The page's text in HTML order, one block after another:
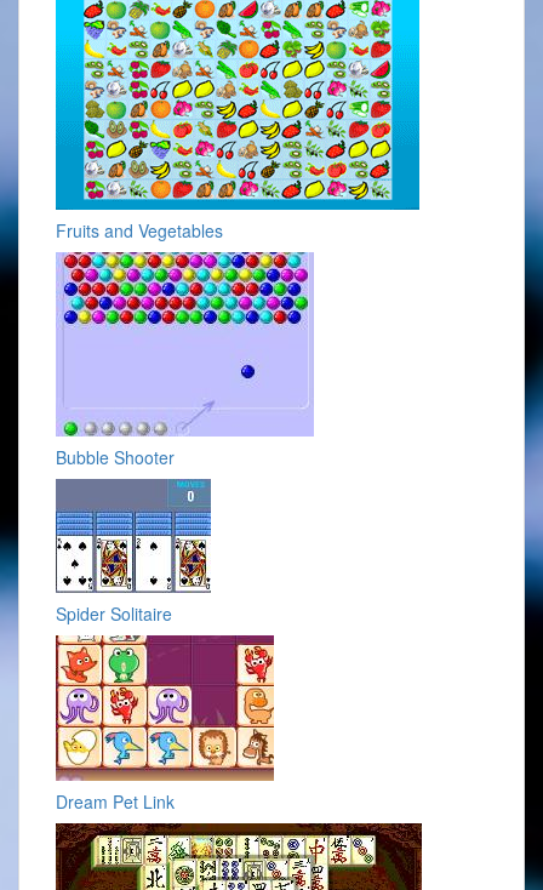
Fruits and Vegetables
Bubble Shooter
Spider Solitaire
Dream Pet Link